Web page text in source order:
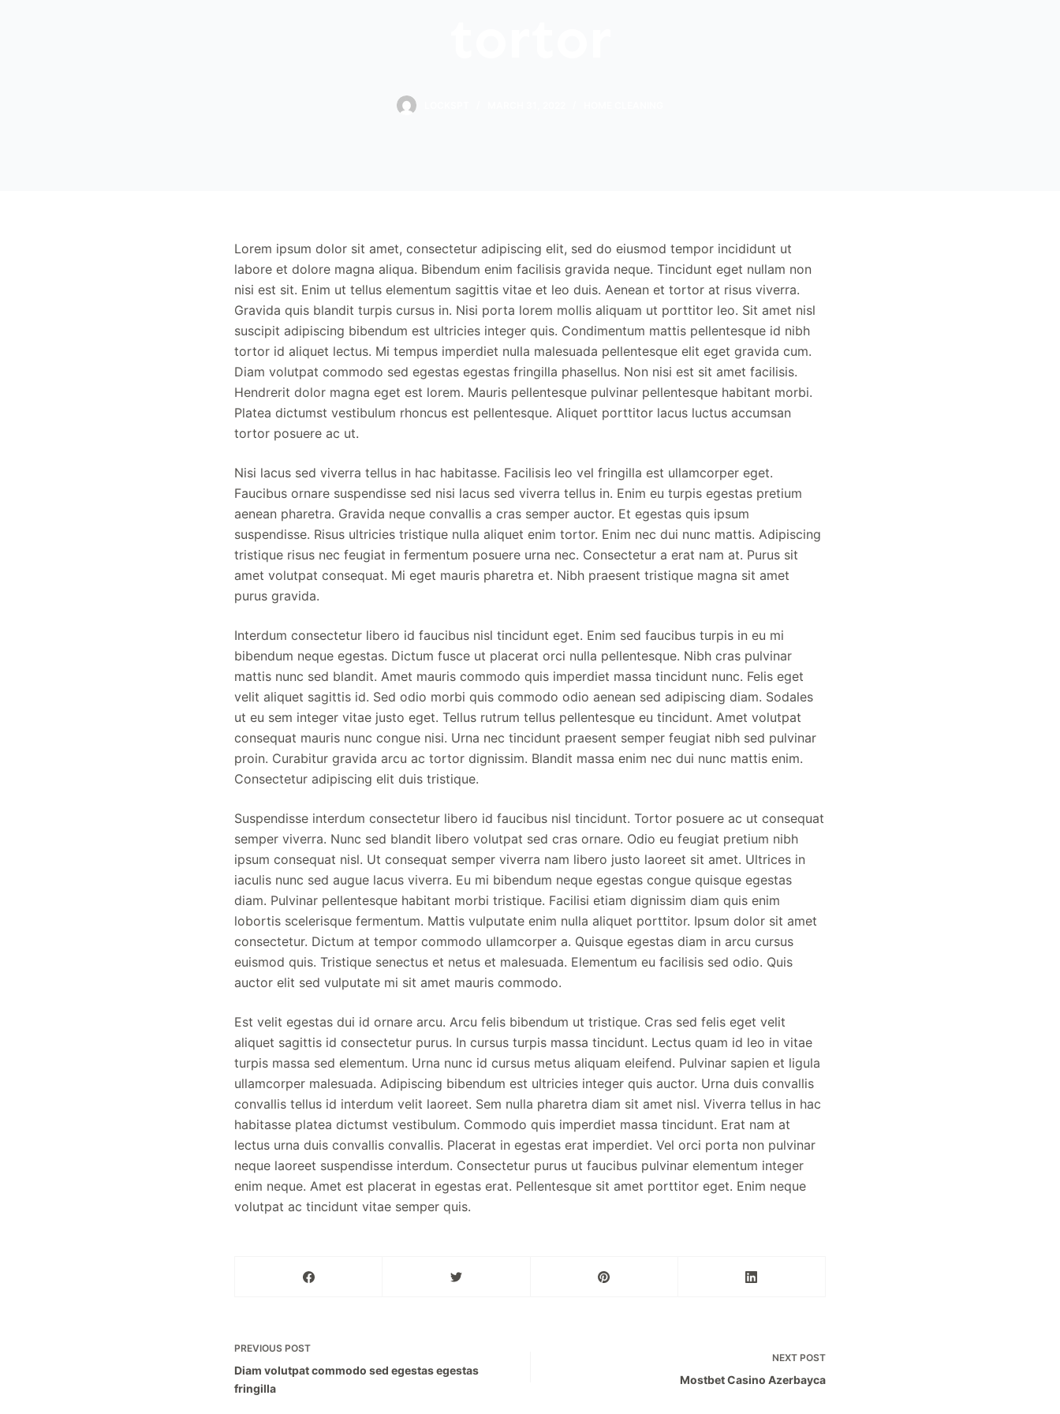
Lorem ipsum dolor sit amet, consectetur adipiscing elit, sed do eiusmod tempor incididunt ut
labore et dolore magna aliqua. Bibendum enim facilisis gravida neque. Tincidunt eget nullam non
nisi est sit. Enim ut tellus elementum sagittis vitae et leo duis. Aenean et tortor at risus viverra.
Gravida quis blandit turpis cursus in. Nisi porta lorem mollis aliquam ut porttitor leo. Sit amet nisl
suscipit adipiscing bibendum est ultricies integer quis. Condimentum mattis pellentesque id nibh
tortor id aliquet lectus. Mi tempus imperdiet nulla malesuada pellentesque elit eget gravida cum.
Diam volutpat commodo sed egestas egestas fringilla phasellus. Non nisi est sit amet facilisis.
Hendrerit dolor magna eget est lorem. Mauris pellentesque pulvinar pellentesque habitant morbi.
Platea dictumst vestibulum rhoncus est pellentesque. Aliquet porttitor lacus luctus accumsan
tortor posuere ac ut.
Nisi lacus sed viverra tellus in hac habitasse. Facilisis leo vel fringilla est ullamcorper eget.
Faucibus ornare suspendisse sed nisi lacus sed viverra tellus in. Enim eu turpis egestas pretium
aenean pharetra. Gravida neque convallis a cras semper auctor. Et egestas quis ipsum
suspendisse. Risus ultricies tristique nulla aliquet enim tortor. Enim nec dui nunc mattis. Adipiscing
tristique risus nec feugiat in fermentum posuere urna nec. Consectetur a erat nam at. Purus sit
amet volutpat consequat. Mi eget mauris pharetra et. Nibh praesent tristique magna sit amet
purus gravida.
Interdum consectetur libero id faucibus nisl tincidunt eget. Enim sed faucibus turpis in eu mi
bibendum neque egestas. Dictum fusce ut placerat orci nulla pellentesque. Nibh cras pulvinar
mattis nunc sed blandit. Amet mauris commodo quis imperdiet massa tincidunt nunc. Felis eget
velit aliquet sagittis id. Sed odio morbi quis commodo odio aenean sed adipiscing diam. Sodales
ut eu sem integer vitae justo eget. Tellus rutrum tellus pellentesque eu tincidunt. Amet volutpat
consequat mauris nunc congue nisi. Urna nec tincidunt praesent semper feugiat nibh sed pulvinar
proin. Curabitur gravida arcu ac tortor dignissim. Blandit massa enim nec dui nunc mattis enim.
Consectetur adipiscing elit duis tristique.
Suspendisse interdum consectetur libero id faucibus nisl tincidunt. Tortor posuere ac ut consequat
semper viverra. Nunc sed blandit libero volutpat sed cras ornare. Odio eu feugiat pretium nibh
ipsum consequat nisl. Ut consequat semper viverra nam libero justo laoreet sit amet. Ultrices in
iaculis nunc sed augue lacus viverra. Eu mi bibendum neque egestas congue quisque egestas
diam. Pulvinar pellentesque habitant morbi tristique. Facilisi etiam dignissim diam quis enim
lobortis scelerisque fermentum. Mattis vulputate enim nulla aliquet porttitor. Ipsum dolor sit amet
consectetur. Dictum at tempor commodo ullamcorper a. Quisque egestas diam in arcu cursus
euismod quis. Tristique senectus et netus et malesuada. Elementum eu facilisis sed odio. Quis
auctor elit sed vulputate mi sit amet mauris commodo.
Est velit egestas dui id ornare arcu. Arcu felis bibendum ut tristique. Cras sed felis eget velit
aliquet sagittis id consectetur purus. In cursus turpis massa tincidunt. Lectus quam id leo in vitae
turpis massa sed elementum. Urna nunc id cursus metus aliquam eleifend. Pulvinar sapien et ligula
ullamcorper malesuada. Adipiscing bibendum est ultricies integer quis auctor. Urna duis convallis
convallis tellus id interdum velit laoreet. Sem nulla pharetra diam sit amet nisl. Viverra tellus in hac
habitasse platea dictumst vestibulum. Commodo quis imperdiet massa tincidunt. Erat nam at
lectus urna duis convallis convallis. Placerat in egestas erat imperdiet. Vel orci porta non pulvinar
neque laoreet suspendisse interdum. Consectetur purus ut faucibus pulvinar elementum integer
enim neque. Amet est placerat in egestas erat. Pellentesque sit amet porttitor eget. Enim neque
volutpat ac tincidunt vitae semper quis.
PREVIOUS POST
Diam volutpat commodo sed egestas egestas
fringilla
NEXT POST
Mostbet Casino Azerbayca